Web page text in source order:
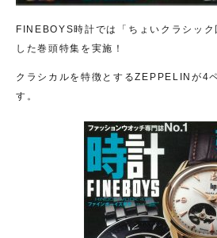
FINEBOYS時計では「ちょいクラシック
した巻頭特集を実施！
クラシカルを特徴とするZEPPELINが4
す。